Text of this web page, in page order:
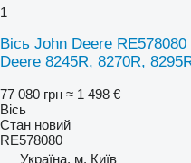
1
Вісь John Deere RE578080
Deere 8245R, 8270R,
77 080 грн ≈ 1 498 €
Вісь
Стан новий
RE578080
Україна, м. Київ